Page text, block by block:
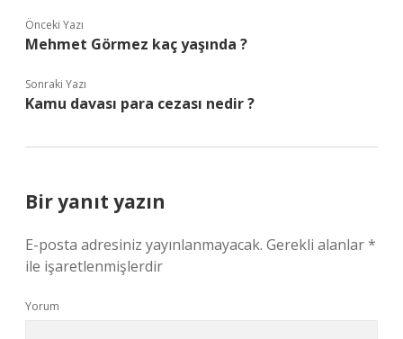
Önceki Yazı
Mehmet Görmez kaç yaşında ?
Sonraki Yazı
Kamu davası para cezası nedir ?
Bir yanıt yazın
E-posta adresiniz yayınlanmayacak. Gerekli alanlar*
ile işaretlenmişlerdir
Yorum